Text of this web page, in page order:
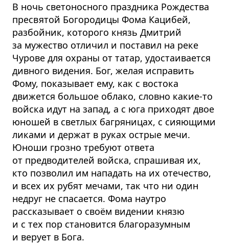
В ночь светоносного праздника Рождества
пресвятой Богородицы Фома Кацибей,
разбойник, которого князь Дмитрий
за мужество отличил и поставил на реке
Чурове для охраны от татар, удостаивается
дивного видения. Бог, желая исправить
Фому, показывает ему, как с востока
движется большое облако, словно какие-то
войска идут на запад, а с юга приходят двое
юношей в светлых багряницах, с сияющими
ликами и держат в руках острые мечи.
Юноши грозно требуют ответа
от предводителей войска, спрашивая их,
кто позволил им нападать на их отечество,
и всех их рубят мечами, так что ни один
недруг не спасается. Фома наутро
рассказывает о своём видении князю
и с тех пор становится благоразумным
и верует в Бога.